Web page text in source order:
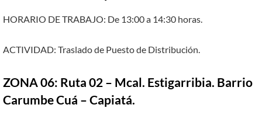
HORARIO DE TRABAJO: De 13:00 a 14:30 horas.
ACTIVIDAD: Traslado de Puesto de Distribución.
ZONA 06: Ruta 02 – Mcal. Estigarribia. Barrio
Carumbe Cuá – Capiatá.